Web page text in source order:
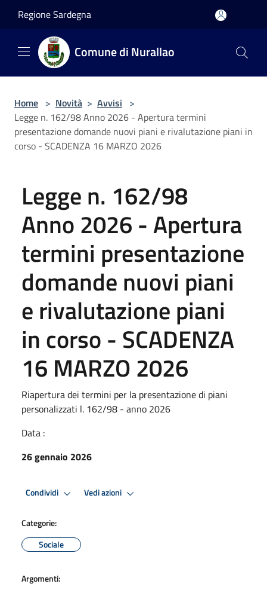
Regione Sardegna
Comune di Nurallao
Home > Novità > Avvisi >
Legge n. 162/98 Anno 2026 - Apertura termini
presentazione domande nuovi piani e rivalutazione piani in
corso - SCADENZA 16 MARZO 2026
Legge n. 162/98
Anno 2026 - Apertura
termini presentazione
domande nuovi piani
e rivalutazione piani
in corso - SCADENZA
16 MARZO 2026
Riapertura dei termini per la presentazione di piani
personalizzati l. 162/98 - anno 2026
Data :
26 gennaio 2026
Condividi Vedi azioni
Categorie:
Sociale
Argomenti: